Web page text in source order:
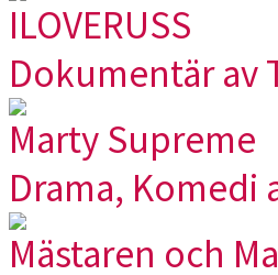
ILOVERUSS
Dokumentär av
Marty Supreme
Drama, Komedi
Mästaren och